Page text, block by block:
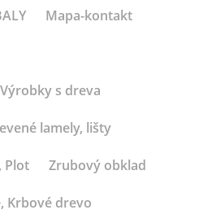
Mapa-kontakt
Výrobky s dreva
lamely, lišty
Plot Zrubový obklad
Krbové drevo